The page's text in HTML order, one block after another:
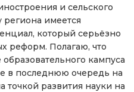
и сельского
региона имеется
который серьёзно
реформ. Полагаю, что
кампуса
в последнюю очередь на
точкой развития науки на